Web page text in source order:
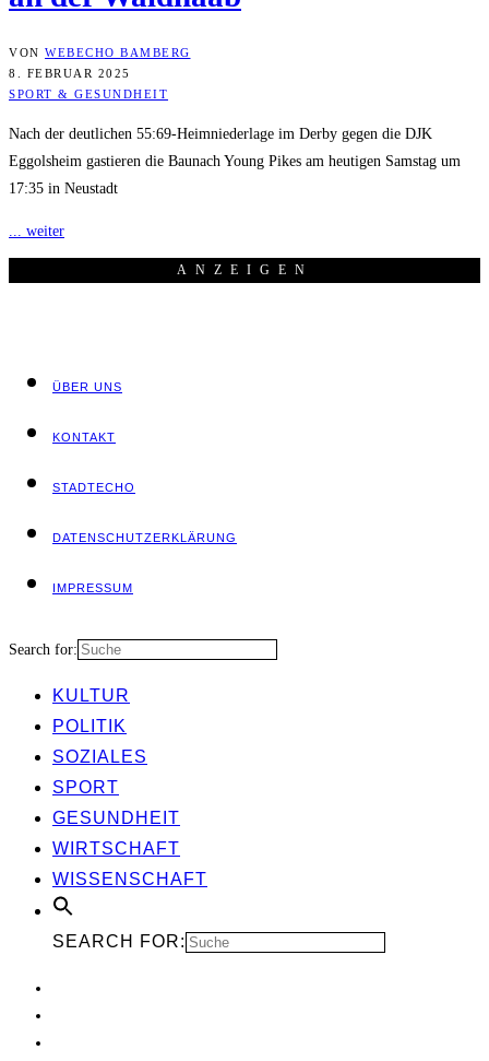
VON WEBECHO BAMBERG
8. FEBRUAR 2025
SPORT & GESUNDHEIT
Nach der deutlichen 55:69-Heimniederlage im Derby gegen die DJK
Eggolsheim gastieren die Baunach Young Pikes am heutigen Samstag um
17:35 in Neustadt
... weiter
ANZEI­GEN
ÜBER UNS
KON­TAKT
STADT­ECHO
DATEN­SCHUTZ­ER­KLÄ­RUNG
IMPRES­SUM
Search for:
KUL­TUR
POLI­TIK
SOZIA­LES
SPORT
GESUND­HEIT
WIRT­SCHAFT
WIS­SEN­SCHAFT
SEARCH FOR: